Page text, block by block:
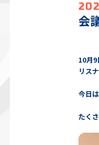
会
10月9
リス
今日
たく